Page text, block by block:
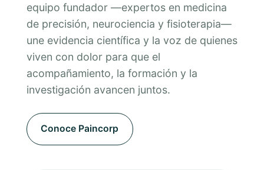
equipo fundador —expertos en medicina
de precisión, neurociencia y fisioterapia—
une evidencia científica y la voz de quienes
viven con dolor para que el
acompañamiento, la formación y la
investigación avancen juntos.
Conoce Paincorp